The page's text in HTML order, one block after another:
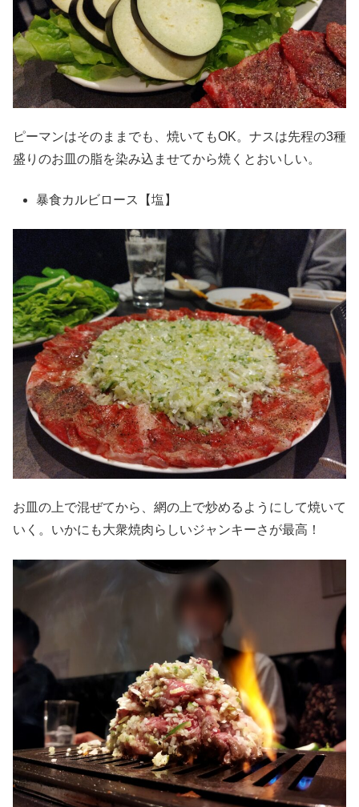
ピーマンはそのままでも、焼いてもOK。ナスは先程の3種
盛りのお皿の脂を染み込ませてから焼くとおいしい。
暴食カルビロース【塩】
お皿の上で混ぜてから、網の上で炒めるようにして焼いて
いく。いかにも大衆焼肉らしいジャンキーさが最高！